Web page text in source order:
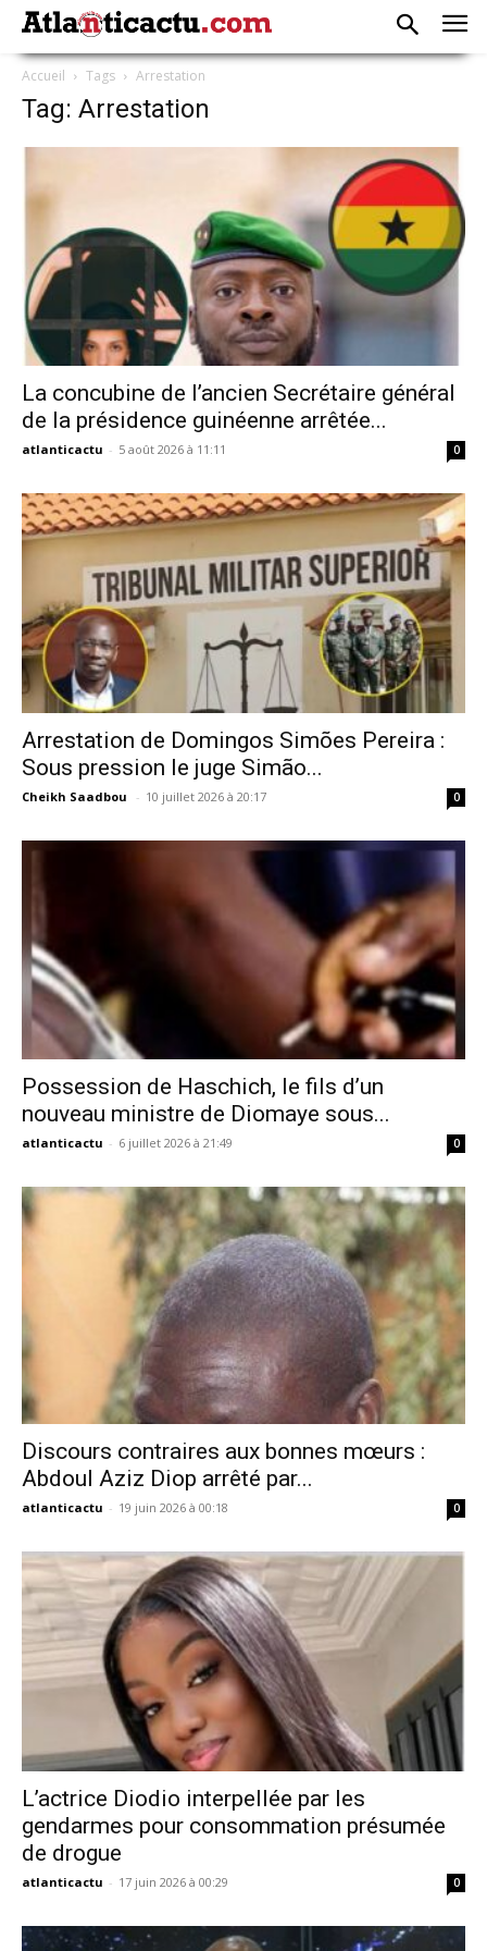
Accueil Tags Arrestation
Tag: Arrestation
La concubine de l’ancien Secrétaire général
de la présidence guinéenne arrêtée...
atlanticactu - 5 août 2026 à 11:11 0
Arrestation de Domingos Simões Pereira :
Sous pression le juge Simão...
Cheikh Saadbou - 10 juillet 2026 à 20:17 0
Possession de Haschich, le fils d’un
nouveau ministre de Diomaye sous...
atlanticactu - 6 juillet 2026 à 21:49 0
Discours contraires aux bonnes mœurs :
Abdoul Aziz Diop arrêté par...
atlanticactu - 19 juin 2026 à 00:18 0
L’actrice Diodio interpellée par les
gendarmes pour consommation présumée
de drogue
atlanticactu - 17 juin 2026 à 00:29 0